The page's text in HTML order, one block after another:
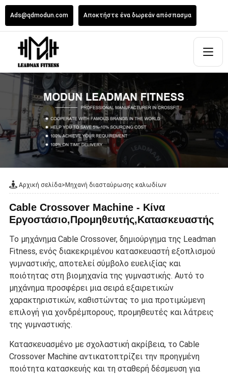
Ads@qdmodun.com Αποκτήστε ένα δωρεάν απόσπασμα
Αρχική σελίδα>Μηχανή διασταύρωσης καλωδίων
Cable Crossover Machine - Κίνα
Εργοστάσιο,Προμηθευτής,Κατασκευαστής
Το μηχάνημα Cable Crossover, δημιούργημα της Leadman
Fitness, ενός διακεκριμένου κατασκευαστή εξοπλισμού
γυμναστικής, αποτελεί σύμβολο ευελιξίας και
ποιότητας στη βιομηχανία της γυμναστικής. Αυτό το
μηχάνημα προσφέρει μια σειρά εξαιρετικών
χαρακτηριστικών, καθιστώντας το μια προτιμώμενη
επιλογή για χονδρέμπορους, προμηθευτές και λάτρεις
της γυμναστικής.
Κατασκευασμένο με σχολαστική ακρίβεια, το Cable
Crossover Machine αντικατοπτρίζει την προηγμένη
ποιότητα κατασκευής και τη σταθερή δέσμευση για